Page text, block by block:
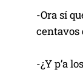
-Ora sí
centavos
-¿Y p’a